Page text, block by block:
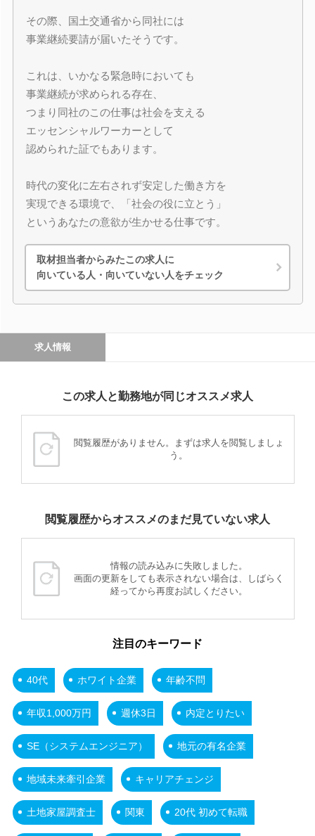
その際、国土交通省から同社には
事業継続要請が届いたそうです。
これは、いかなる緊急時においても
事業継続が求められる存在、
つまり同社のこの仕事は社会を支える
エッセンシャルワーカーとして
認められた証でもあります。
時代の変化に左右されず安定した働き方を
実現できる環境で、「社会の役に立とう」
というあなたの意欲が生かせる仕事です。
取材担当者からみたこの求人に
向いている人・向いていない人をチェック
求人情報
この求人と勤務地が同じオススメ求人
閲覧履歴がありません。まずは求人を閲覧しましょ
う。
閲覧履歴からオススメのまだ見ていない求人
情報の読み込みに失敗しました。
画面の更新をしても表示されない場合は、しばらく
経ってから再度お試しください。
注目のキーワード
40代 ホワイト企業 年齢不問
年収1,000万円 週休3日 内定とりたい
SE（システムエンジニア） 地元の有名企業
地域未来牽引企業 キャリアチェンジ
土地家屋調査士 関東 20代 初めて転職